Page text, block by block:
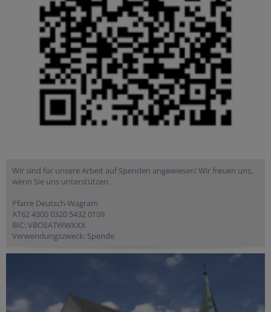
Wir sind für unsere Arbeit auf Spenden angewiesen! Wir freuen uns,
wenn Sie uns unterstützen.
Pfarre Deutsch-Wagram
AT62 4300 0320 5432 0109
BIC: VBOEATWWXXX
Verwendungszweck: Spende